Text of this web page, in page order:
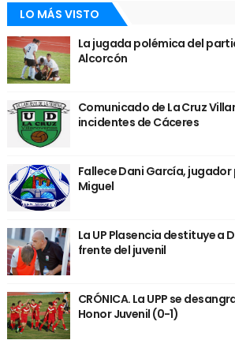
LO MÁS VISTO
La jugada polémica del
Alcorcón
Comunicado de La Cruz
incidentes de Cáceres
Fallece Dani García,
Miguel
La UP Plasencia destituye a
frente del juvenil
CRÓNICA. La UPP se
Honor Juvenil (0-1)